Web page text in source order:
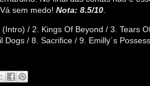
sem medo! Nota: 8.5/10
(Intro) / 2. Kings Of Beyond / 3. Tears
Dogs / 8. Sacrifice / 9. Emilly´s